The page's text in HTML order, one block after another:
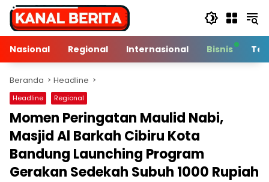
Langsung
konten
Nasional
Regional Internasional Bisnis
Beranda Headline
Headline Regional
Momen Peringatan Maulid Nabi,
Masjid Al Barkah Cibiru Kota
Bandung Launching Program
Gerakan Sedekah Subuh 1000 Rupiah